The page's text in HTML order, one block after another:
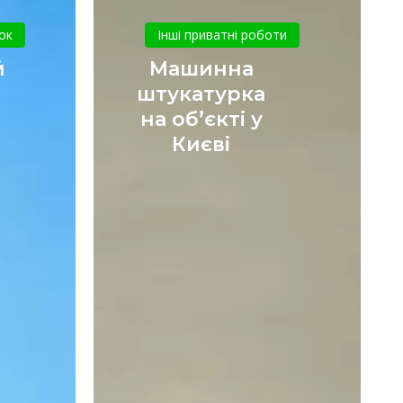
штукатурка
на
об’єкті
у
Києві
Інші приватні роботи
Машинна
штукатурка
на об’єкті у
Києві